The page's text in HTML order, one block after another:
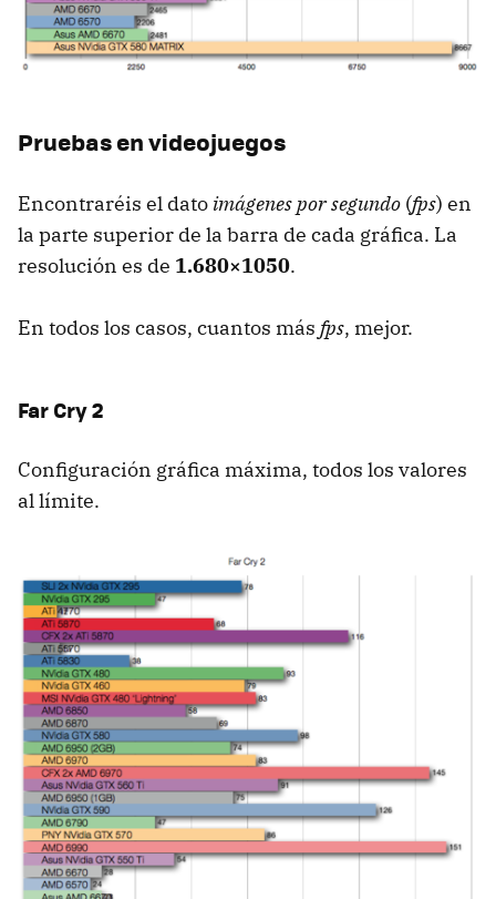
Pruebas en videojuegos
Encontraréis el dato imágenes por segundo (fps) en
la parte superior de la barra de cada gráfica. La
resolución es de 1.680×1050.
En todos los casos, cuantos más fps, mejor.
Far Cry 2
Configuración gráfica máxima, todos los valores
al límite.